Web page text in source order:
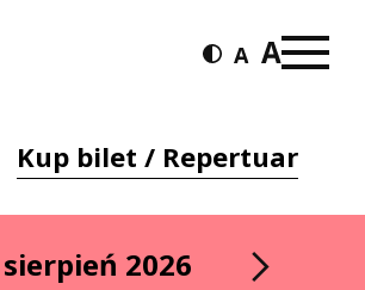
Kup bilet / Repertuar
sierpień 2026